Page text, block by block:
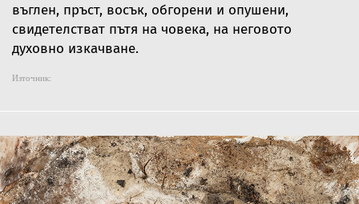
въглен, пръст, восък, обгорени и опушени,
свидетелстват пътя на човека, на неговото
духовно изкачване.
Източник: